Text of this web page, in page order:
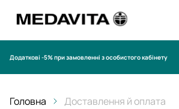
Додаткові -5% при замовленні з особистого кабінету
Головна Доставлення й оплата